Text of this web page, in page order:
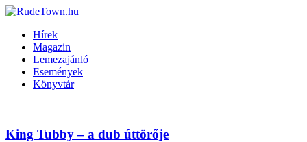
Hírek
Magazin
Lemezajánló
Események
Könyvtár
King Tubby – a dub úttörője